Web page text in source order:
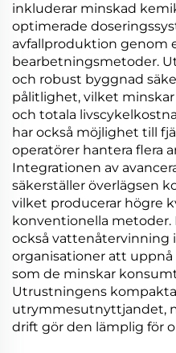
inkluderar minskad
optimerade
avfallproduktion genom
bearbetningsmetoder.
och robust byggnad
pålitlighet, vilket
och totala
har också möjlighet till
operatörer hantera flera
Integrationen av
säkerställer överlägsen
vilket producerar högre
konventionella metoder.
också vattenåtervinning
organisationer att
som de minskar
Utrustningens
utrymmesutnyttjandet,
drift gör den lämplig för